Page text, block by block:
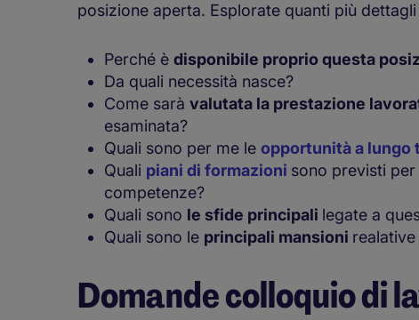
posizione aperta. Esplorate quanti più
Perché è disponibile proprio questa
Da quali necessità nasce?
Come sarà valutata la prestazione
esaminata?
Quali sono per me le opportunità a lungo
Quali piani di formazioni sono previsti
competenze?
Quali sono le sfide principali legate a
Quali sono le principali mansioni
Domande colloquio di